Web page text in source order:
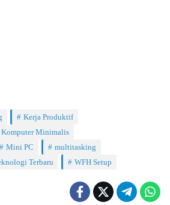
Kerja Produktif
Komputer Minimalis
Mini PC
multitasking
Terbaru WFH Setup